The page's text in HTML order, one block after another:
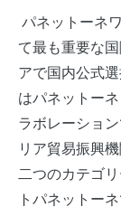
パネットーネ
て最も重要な
アで国内公式
はパネットー
ラボレーショ
リア貿易振興
二つのカテゴ
トパネットー